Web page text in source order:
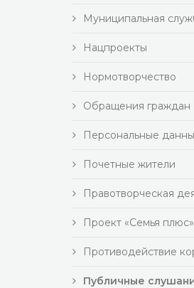
Муниципальная
Нацпроекты
Нормотворчество
Обращения граждан
Персональные
Почетные жители
Правотворческая
Проект «Семья плюс»
Противодействие
Публичные